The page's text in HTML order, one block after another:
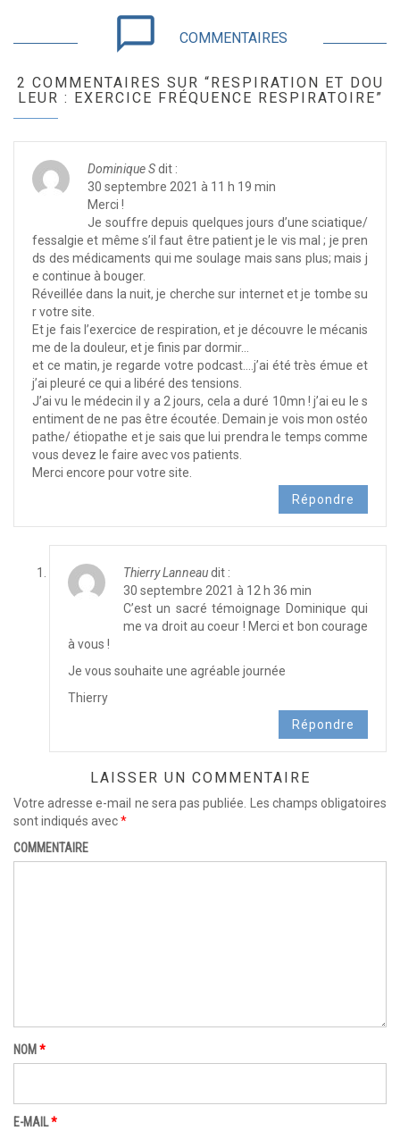
chat_bubble_outline COMMENTAIRES
2 COMMENTAIRES SUR “RESPIRATION ET DOU
LEUR : EXERCICE FRÉQUENCE RESPIRATOIRE”
Dominique Sdit :
30 septembre 2021 à 11 h 19 min
Merci !
Je souffre depuis quelques jours d’une sciatique/
fessalgie et même s’il faut être patient je le vis mal ; je pren
ds des médicaments qui me soulage mais sans plus; mais j
e continue à bouger.
Réveillée dans la nuit, je cherche sur internet et je tombe su
r votre site.
Et je fais l’exercice de respiration, et je découvre le mécanis
me de la douleur, et je finis par dormir…
et ce matin, je regarde votre podcast….j’ai été très émue et
j’ai pleuré ce qui a libéré des tensions.
J’ai vu le médecin il y a 2 jours, cela a duré 10mn ! j’ai eu le s
entiment de ne pas être écoutée. Demain je vois mon ostéo
pathe/ étiopathe et je sais que lui prendra le temps comme
vous devez le faire avec vos patients.
Merci encore pour votre site.
Répondre
Thierry Lanneaudit :
30 septembre 2021 à 12 h 36 min
C’est un sacré témoignage Dominique qui
me va droit au coeur ! Merci et bon courage
à vous !
Je vous souhaite une agréable journée
Thierry
Répondre
LAISSER UN COMMENTAIRE
Votre adresse e-mail ne sera pas publiée.
Les champs obligatoires
sont indiqués avec*
COMMENTAIRE
NOM *
E-MAIL*